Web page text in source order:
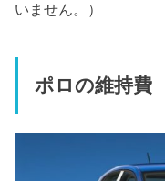
いません。）
ポロの維持費